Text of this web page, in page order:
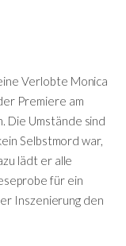
Verlobte Monica
Premiere am
Die Umstände sind
Selbstmord war,
lädt er alle
für ein
Inszenierung den